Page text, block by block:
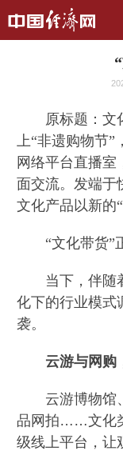
原标题：文
上“非遗购物节”
网络平台直播
面交流。发端于
文化产品以新
“文化带货”
当下，伴随着
化下的行业模式
袭。
云游与网购
云游博物馆、
品网拍……文化
级线上平台，让